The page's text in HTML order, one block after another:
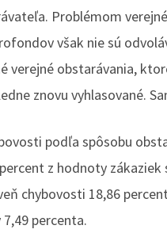
Problémom
však nie sú
verejné obstarávania,
znovu vyhlasované.
podľa spôsobu
z hodnoty
chybovosti 18,86
percenta.